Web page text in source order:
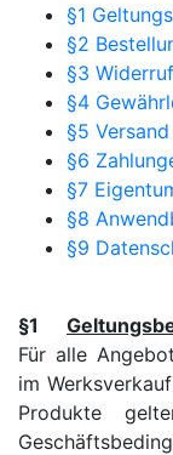
§1
§2
§3
§4
§5 Versand
§6
§7
§8
§9
§1
Für alle
im
Produkte